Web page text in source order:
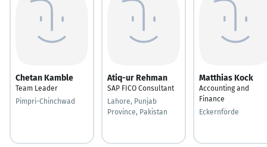
Chetan Kamble
Team Leader
Pimpri-Chinchwad
Atiq-ur Rehman
SAP FICO Consultant
Lahore, Punjab
Province, Pakistan
Matthias Kock
Accounting and
Finance
Eckernförde